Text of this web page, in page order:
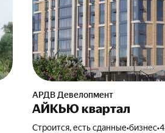
АРДВ Девелопмент
АЙКЬЮ квартал
Строится, есть сданные•бизнес•